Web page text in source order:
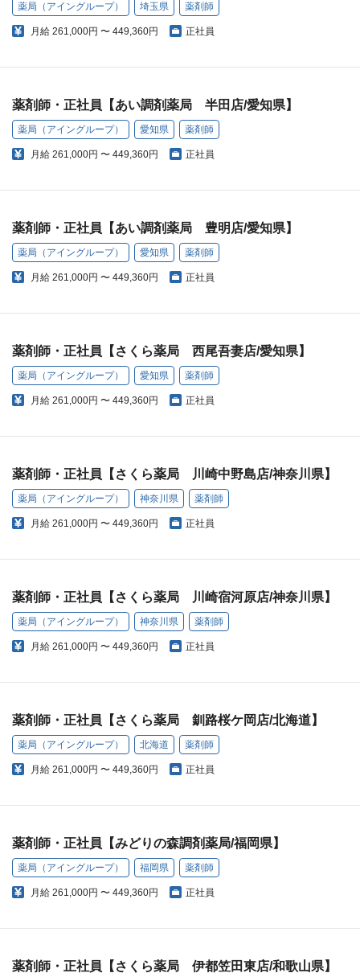
薬局（アイングループ） 埼玉県 薬剤師
月給 261,000円 〜 449,360円 正社員
薬剤師・正社員【あい調剤薬局 半田店/愛知県】
薬局（アイングループ） 愛知県 薬剤師
月給 261,000円 〜 449,360円 正社員
薬剤師・正社員【あい調剤薬局 豊明店/愛知県】
薬局（アイングループ） 愛知県 薬剤師
月給 261,000円 〜 449,360円 正社員
薬剤師・正社員【さくら薬局 西尾吾妻店/愛知県】
薬局（アイングループ） 愛知県 薬剤師
月給 261,000円 〜 449,360円 正社員
薬剤師・正社員【さくら薬局 川崎中野島店/神奈川県】
薬局（アイングループ） 神奈川県 薬剤師
月給 261,000円 〜 449,360円 正社員
薬剤師・正社員【さくら薬局 川崎宿河原店/神奈川県】
薬局（アイングループ） 神奈川県 薬剤師
月給 261,000円 〜 449,360円 正社員
薬剤師・正社員【さくら薬局 釧路桜ケ岡店/北海道】
薬局（アイングループ） 北海道 薬剤師
月給 261,000円 〜 449,360円 正社員
薬剤師・正社員【みどりの森調剤薬局/福岡県】
薬局（アイングループ） 福岡県 薬剤師
月給 261,000円 〜 449,360円 正社員
薬剤師・正社員【さくら薬局 伊都笠田東店/和歌山県】